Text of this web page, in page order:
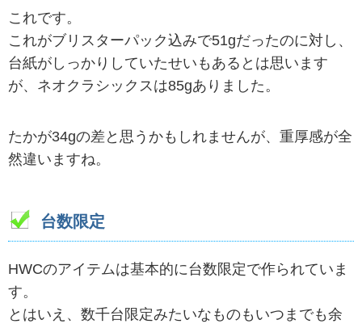
これです。
これがブリスターパック込みで51gだったのに対し、
台紙がしっかりしていたせいもあるとは思います
が、ネオクラシックスは85gありました。
たかが34gの差と思うかもしれませんが、重厚感が全
然違いますね。
台数限定
HWCのアイテムは基本的に台数限定で作られていま
す。
とはいえ、数千台限定みたいなものもいつまでも余